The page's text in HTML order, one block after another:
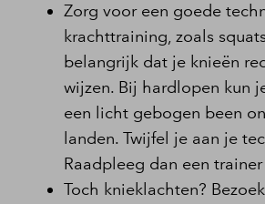
Zorg voor een goede
krachttraining, zoals
belangrijk dat je knieën
wijzen. Bij hardlopen kun
een licht gebogen been
landen. Twijfel je aan je
Raadpleeg dan een trainer
Toch knieklachten?